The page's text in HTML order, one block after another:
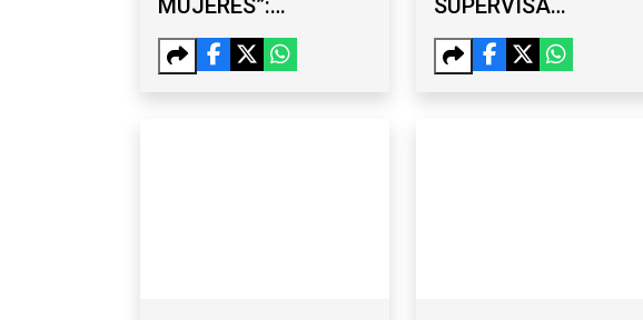
MUJERES”:
SHEINBAUM
DEFIENDE EL
SUPERVISA
MEJORAS EN LA
TERCERA ETAPA